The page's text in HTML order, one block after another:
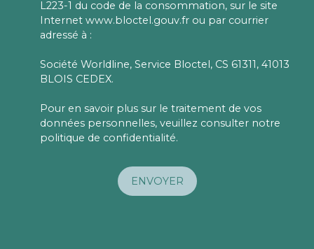
L223-1 du code de la consommation, sur le site
Internet www.bloctel.gouv.fr ou par courrier
adressé à :
Société Worldline, Service Bloctel, CS 61311, 41013
BLOIS CEDEX.
Pour en savoir plus sur le traitement de vos
données personnelles, veuillez consulter notre
politique de confidentialité.
ENVOYER